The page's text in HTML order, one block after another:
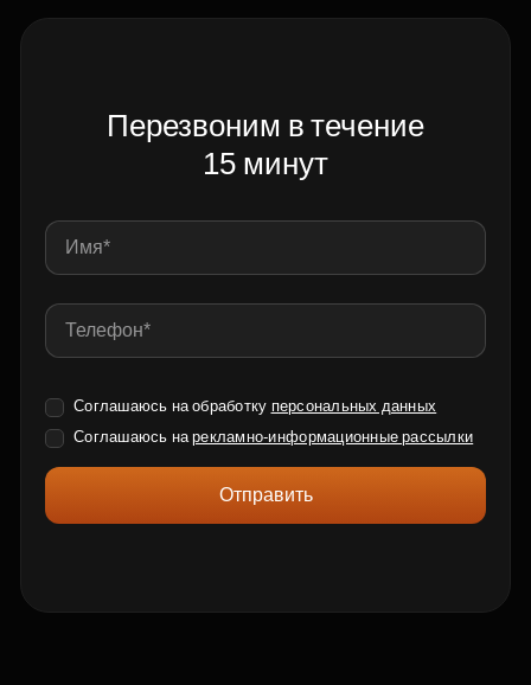
Перезвоним в течение
15 минут
Соглашаюсь на обработку персональных данных
Соглашаюсь нарекламно-информационные рассылки
Отправить